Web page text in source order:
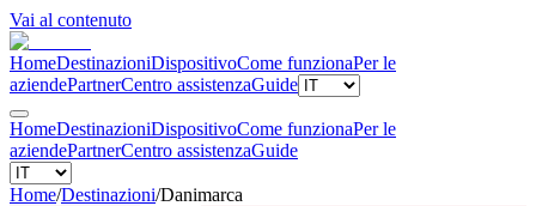
Vai al contenuto
HomeDestinazioniDispositivoCome funzionaPer le
aziendePartnerCentro assistenzaGuide
HomeDestinazioniDispositivoCome funzionaPer le
aziendePartnerCentro assistenzaGuide
Home/Destinazioni/Danimarca